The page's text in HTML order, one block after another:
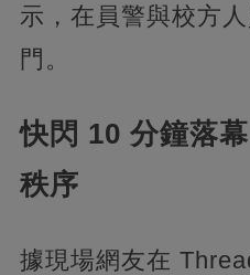
示，在員警與校方
門。
快閃 10 分鐘落
秩序
據現場網友在